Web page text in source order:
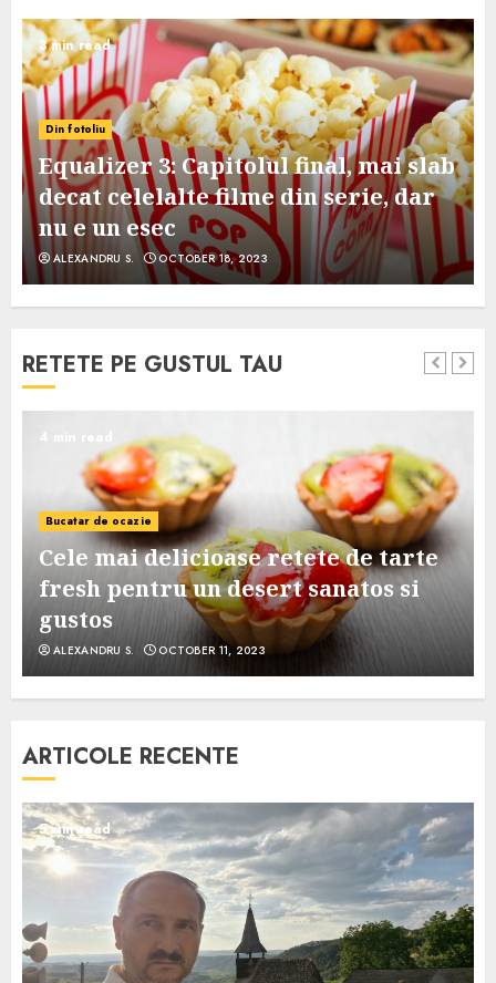
3 min read
Din fotoliu
Equalizer 3: Capitolul final, mai slab
decat celelalte filme din serie, dar
nu e un esec
ALEXANDRU S. OCTOBER 18, 2023
RETETE PE GUSTUL TAU
4 min read
Bucatar de ocazie
Cele mai delicioase retete de tarte
fresh pentru un desert sanatos si
gustos
ALEXANDRU S. OCTOBER 11, 2023
ARTICOLE RECENTE
5 min read